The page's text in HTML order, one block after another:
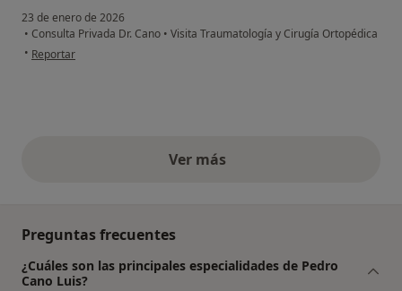
23 de enero de 2026
• Consulta Privada Dr. Cano • Visita Traumatología y Cirugía Ortopédica
• en opinión del usuario Mary Reyes
Reportar
Ver másopiniones anteriores
Preguntas frecuentes
¿Cuáles son las principales especialidades de Pedro
Cano Luis?